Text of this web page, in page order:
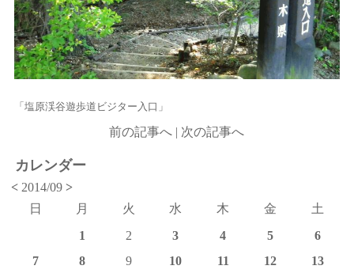
「塩原渓谷遊歩道ビジター入口」
前の記事へ | 次の記事へ
カレンダー
< 2014/09>
日
月 火 水 木 金
土
1
2 3 4 5
6
7
8 9 10 11 12
13